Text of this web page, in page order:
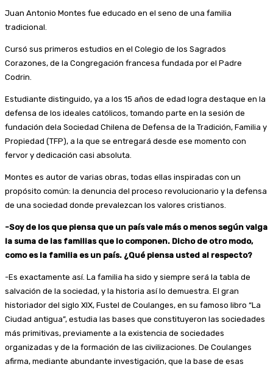
Juan Antonio Montes fue educado en el seno de una familia
tradicional.
Cursó sus primeros estudios en el Colegio de los Sagrados
Corazones, de la Congregación francesa fundada por el Padre
Codrin.
Estudiante distinguido, ya a los 15 años de edad logra destaque en la
defensa de los ideales católicos, tomando parte en la sesión de
fundación dela Sociedad Chilena de Defensa de la Tradición, Familia y
Propiedad (TFP), a la que se entregará desde ese momento con
fervor y dedicación casi absoluta.
Montes es autor de varias obras, todas ellas inspiradas con un
propósito común: la denuncia del proceso revolucionario y la defensa
de una sociedad donde prevalezcan los valores cristianos.
-Soy de los que piensa que un país vale más o menos según valga
la suma de las familias que lo componen. Dicho de otro modo,
como es la familia es un país. ¿Qué piensa usted al respecto?
-Es exactamente así. La familia ha sido y siempre será la tabla de
salvación de la sociedad, y la historia así lo demuestra. El gran
historiador del siglo XIX, Fustel de Coulanges, en su famoso libro “La
Ciudad antigua”, estudia las bases que constituyeron las sociedades
más primitivas, previamente a la existencia de sociedades
organizadas y de la formación de las civilizaciones. De Coulanges
afirma, mediante abundante investigación, que la base de esas